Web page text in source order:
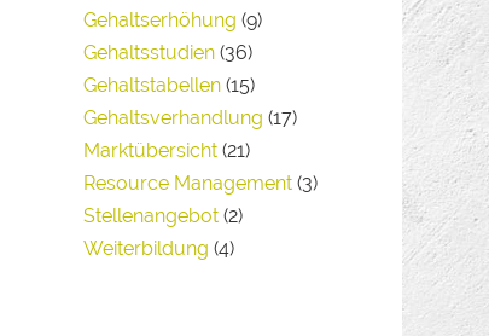
Gehaltserhöhung (9)
Gehaltsstudien (36)
Gehaltstabellen (15)
Gehaltsverhandlung (17)
Marktübersicht (21)
Resource Management (3)
Stellenangebot (2)
Weiterbildung (4)